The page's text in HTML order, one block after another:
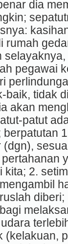
dia
rumah
pegawai
baik, tidak
akan
patut
kita; 2.
(kelakuan,